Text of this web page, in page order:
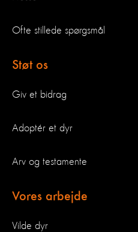
Ofte stillede spørgsmål
Støt os
Giv et bidrag
Adoptér et dyr
Arv og testamente
Vores arbejde
Vilde dyr